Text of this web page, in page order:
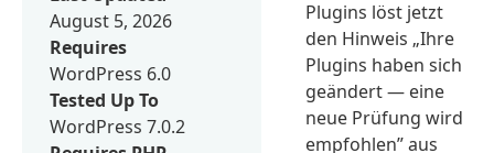
Plugins löst jetzt
den Hinweis „Ihre
Plugins haben sich
geändert — eine
neue Prüfung wird
empfohlen” aus
August 5, 2026
Requires
WordPress 6.0
Tested Up To
WordPress 7.0.2